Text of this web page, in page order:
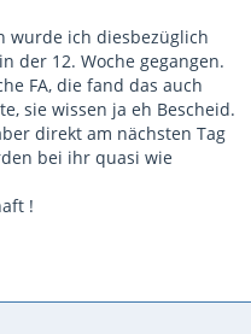
wurde ich diesbezüglich
der 12. Woche gegangen.
FA, die fand das auch
sie wissen ja eh Bescheid.
direkt am nächsten Tag
bei ihr quasi wie
!